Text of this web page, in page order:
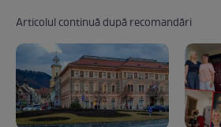
Articolul continuă după recomandări